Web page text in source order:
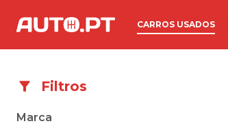
CARROS USADOS
Filtros
Marca